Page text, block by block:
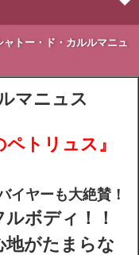
日
ャトー・ド・カルルマニュ
マニュス
トリュス』
イヤーも大絶賛！
ボディ！！
地がたまらな